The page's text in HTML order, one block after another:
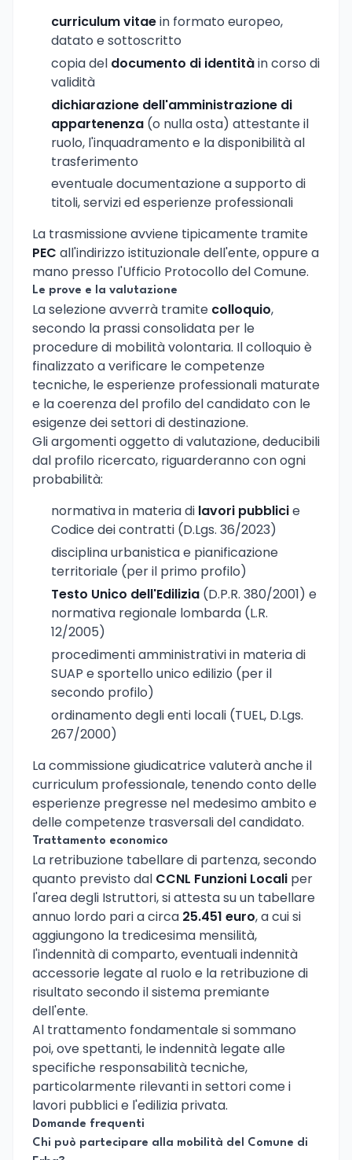
curriculum vitaein formato europeo,
datato e sottoscritto
copia del documento di identitàin corso di
validità
dichiarazione dell'amministrazione di
appartenenza (o nulla osta) attestante il
ruolo, l'inquadramento e la disponibilità al
trasferimento
eventuale documentazione a supporto di
titoli, servizi ed esperienze professionali
La trasmissione avviene tipicamente tramite
PEC all'indirizzo istituzionale dell'ente, oppure a
mano presso l'Ufficio Protocollo del Comune.
Le prove e la valutazione
La selezione avverrà tramite colloquio,
secondo la prassi consolidata per le
procedure di mobilità volontaria. Il colloquio è
finalizzato a verificare le competenze
tecniche, le esperienze professionali maturate
e la coerenza del profilo del candidato con le
esigenze dei settori di destinazione.
Gli argomenti oggetto di valutazione, deducibili
dal profilo ricercato, riguarderanno con ogni
probabilità:
normativa in materia di lavori pubblicie
Codice dei contratti (D.Lgs. 36/2023)
disciplina urbanistica e pianificazione
territoriale (per il primo profilo)
Testo Unico dell'Edilizia (D.P.R. 380/2001) e
normativa regionale lombarda (L.R.
12/2005)
procedimenti amministrativi in materia di
SUAP e sportello unico edilizio (per il
secondo profilo)
ordinamento degli enti locali (TUEL, D.Lgs.
267/2000)
La commissione giudicatrice valuterà anche il
curriculum professionale, tenendo conto delle
esperienze pregresse nel medesimo ambito e
delle competenze trasversali del candidato.
Trattamento economico
La retribuzione tabellare di partenza, secondo
quanto previsto dal CCNL Funzioni Locali per
l'area degli Istruttori, si attesta su un tabellare
annuo lordo pari a circa 25.451 euro, a cui si
aggiungono la tredicesima mensilità,
l'indennità di comparto, eventuali indennità
accessorie legate al ruolo e la retribuzione di
risultato secondo il sistema premiante
dell'ente.
Al trattamento fondamentale si sommano
poi, ove spettanti, le indennità legate alle
specifiche responsabilità tecniche,
particolarmente rilevanti in settori come i
lavori pubblici e l'edilizia privata.
Domande frequenti
Chi può partecipare alla mobilità del Comune di